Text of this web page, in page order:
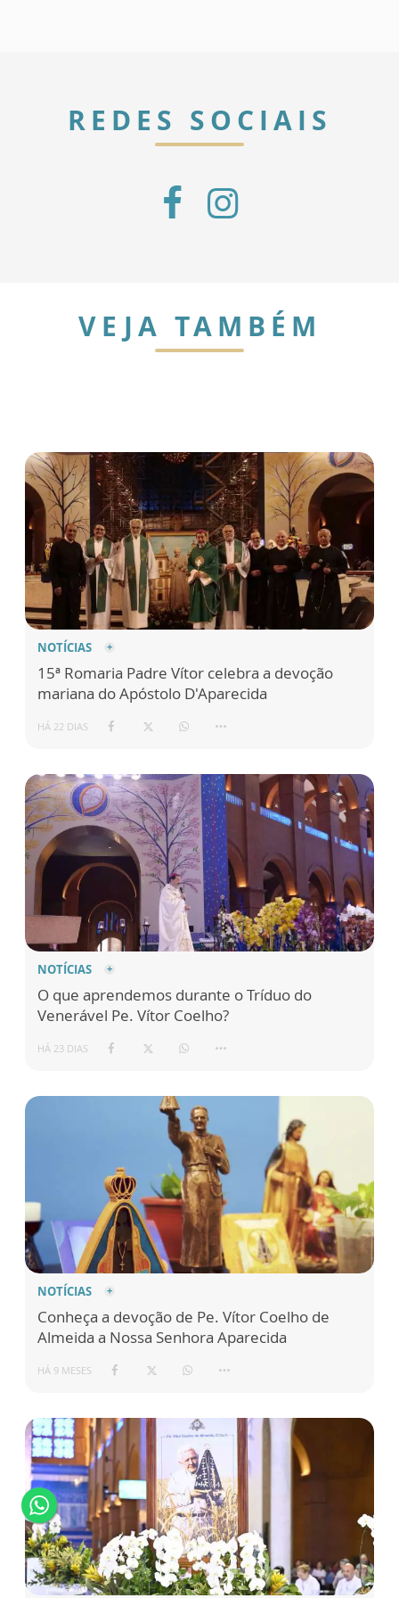
REDES SOCIAIS
VEJA TAMBÉM
NOTÍCIAS
15ª Romaria Padre Vítor celebra a devoção
mariana do Apóstolo D'Aparecida
HÁ 22 DIAS
NOTÍCIAS
O que aprendemos durante o Tríduo do
Venerável Pe. Vítor Coelho?
HÁ 23 DIAS
NOTÍCIAS
Conheça a devoção de Pe. Vítor Coelho de
Almeida a Nossa Senhora Aparecida
HÁ 9 MESES